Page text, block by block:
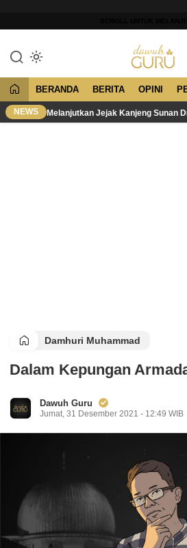
konten
Dawuh Guru
Merawat Tradisi,
BERANDA BERITA OPINI
NEWS Melanjutkan Jejak Kanjeng Sunan
Damhuri Muhammad
Dalam Kepungan
Dawuh Guru
Jumat, 31 Desember 2021 - 12:49 WIB